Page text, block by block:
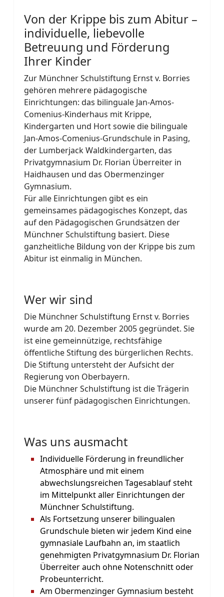
Von der Krippe bis zum Abitur –
individuelle, liebevolle
Betreuung und Förderung
Ihrer Kinder
Zur Münchner Schulstiftung Ernst v. Borries
gehören mehrere pädagogische
Einrichtungen: das bilinguale Jan-Amos-
Comenius-Kinderhaus mit Krippe,
Kindergarten und Hort sowie die bilinguale
Jan-Amos-Comenius-Grundschule in Pasing,
der Lumberjack Waldkindergarten, das
Privatgymnasium Dr. Florian Überreiter in
Haidhausen und das Obermenzinger
Gymnasium.
Für alle Einrichtungen gibt es ein
gemeinsames pädagogisches Konzept, das
auf den Pädagogischen Grundsätzen der
Münchner Schulstiftung basiert. Diese
ganzheitliche Bildung von der Krippe bis zum
Abitur ist einmalig in München.
Wer wir sind
Die Münchner Schulstiftung Ernst v. Borries
wurde am 20. Dezember 2005 gegründet. Sie
ist eine gemeinnützige, rechtsfähige
öffentliche Stiftung des bürgerlichen Rechts.
Die Stiftung untersteht der Aufsicht der
Regierung von Oberbayern.
Die Münchner Schulstiftung ist die Trägerin
unserer fünf pädagogischen Einrichtungen.
Was uns ausmacht
Individuelle Förderung in freundlicher
Atmosphäre und mit einem
abwechslungsreichen Tagesablauf steht
im Mittelpunkt aller Einrichtungen der
Münchner Schulstiftung.
Als Fortsetzung unserer bilingualen
Grundschule bieten wir jedem Kind eine
gymnasiale Laufbahn an, im staatlich
genehmigten Privatgymnasium Dr. Florian
Überreiter auch ohne Notenschnitt oder
Probeunterricht.
Am Obermenzinger Gymnasium besteht